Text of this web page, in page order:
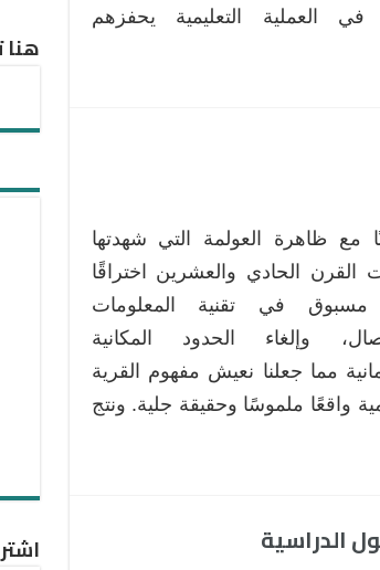
في العملية التعليمية يحفزهم
مع ظاهرة العولمة التي شهدتها
القرن الحادي والعشرين اختراقًا
مسبوق في تقنية المعلومات
وإلغاء الحدود المكانية
مما جعلنا نعيش مفهوم القرية
واقعًا ملموسًا وحقيقة جلية. ونتج
الدراسية
هنا